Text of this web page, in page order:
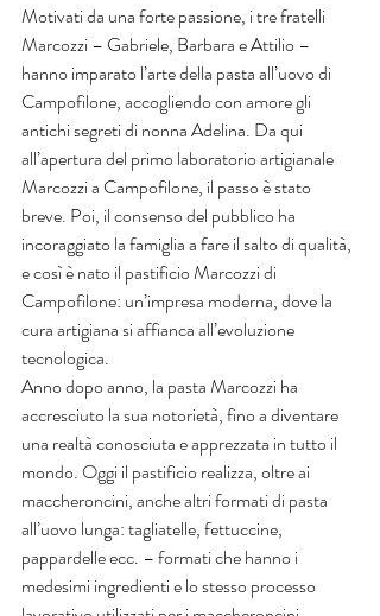
Motivati da una forte passione, i tre fratelli
Marcozzi – Gabriele, Barbara e Attilio –
hanno imparato l’arte della pasta all’uovo di
Campofilone, accogliendo con amore gli
antichi segreti di nonna Adelina. Da qui
all’apertura del primo laboratorio artigianale
Marcozzi a Campofilone, il passo è stato
breve. Poi, il consenso del pubblico ha
incoraggiato la famiglia a fare il salto di qualità,
e così è nato il pastificio Marcozzi di
Campofilone: un’impresa moderna, dove la
cura artigiana si affianca all’evoluzione
tecnologica.
Anno dopo anno, la pasta Marcozzi ha
accresciuto la sua notorietà, fino a diventare
una realtà conosciuta e apprezzata in tutto il
mondo. Oggi il pastificio realizza, oltre ai
maccheroncini, anche altri formati di pasta
all’uovo lunga: tagliatelle, fettuccine,
pappardelle ecc. – formati che hanno i
medesimi ingredienti e lo stesso processo